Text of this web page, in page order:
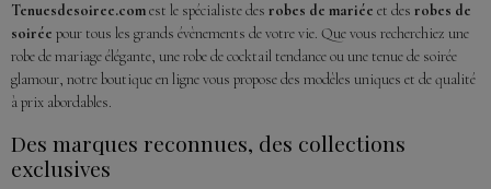
Tenuesdesoiree.comest le spécialiste des robes de mariée et des robes de
soirée pour tous les grands évènements de votre vie. Que vous recherchiez une
robe de mariage élégante, une robe de cocktail tendance ou une tenue de soirée
glamour, notre boutique en ligne vous propose des modèles uniques et de qualité
à prix abordables.
Des marques reconnues, des collections
exclusives